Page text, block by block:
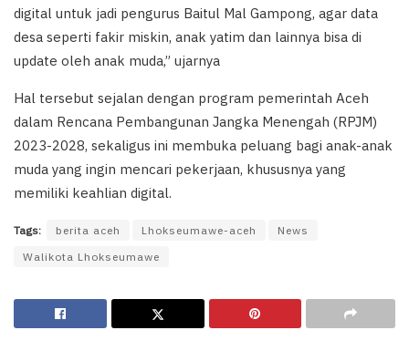
digital untuk jadi pengurus Baitul Mal Gampong, agar data
desa seperti fakir miskin, anak yatim dan lainnya bisa di
update oleh anak muda,” ujarnya
Hal tersebut sejalan dengan program pemerintah Aceh
dalam Rencana Pembangunan Jangka Menengah (RPJM)
2023-2028, sekaligus ini membuka peluang bagi anak-anak
muda yang ingin mencari pekerjaan, khususnya yang
memiliki keahlian digital.
Tags: berita aceh Lhokseumawe-aceh
News
Walikota Lhokseumawe